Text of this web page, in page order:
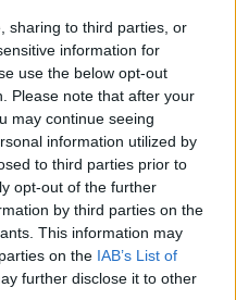
sharing to third parties, or
information for
use the below opt-out
Please note that after your
may continue seeing
information utilized by
to third parties prior to
opt-out of the further
by third parties on the
This information may
on the IAB’s List of
further disclose it to other
importante
È un emblema sia
dura in eterno… È un
svolazzano per un
l’eternità.